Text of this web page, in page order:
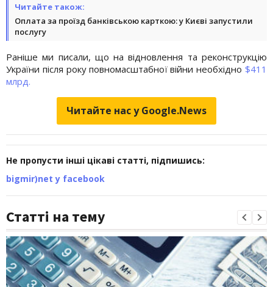
Читайте також:
Оплата за проїзд банківською карткою: у Києві запустили
послугу
Раніше ми писали, що на відновлення та реконструкцію
України після року повномасштабної війни необхідно $411
млрд.
Читайте нас у Google.News
Не пропусти інші цікаві статті, підпишись:
bigmir)net у facebook
Статті на тему